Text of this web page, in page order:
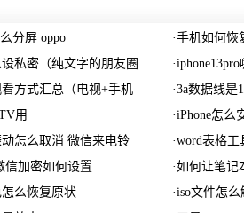
分屏 oppo ·手机如何恢
私密（纯文字的朋友圈 ·
方式汇总（电视+手机 ·3a数据线是
用 ·iPhone怎么
怎么取消 微信来电铃 ·word表格工
信加密如何设置 ·如何让笔记
么恢复原状 ·iso文件怎么